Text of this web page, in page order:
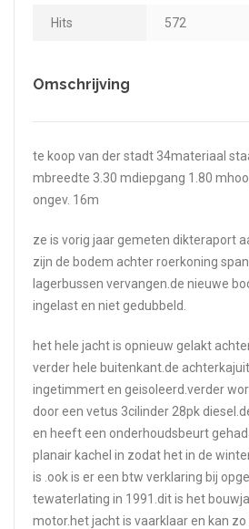
Hits 572
Omschrijving
te koop van der stadt 34materiaal
mbreedte 3.30 mdiepgang 1.80
ongev. 16m
ze is vorig jaar gemeten dikteraport
zijn de bodem achter roerkoning
lagerbussen vervangen.de nieuwe
ingelast en niet gedubbeld.
het hele jacht is opnieuw gelakt
verder hele buitenkant.de
ingetimmert en geisoleerd.verder
door een vetus 3cilinder 28pk
en heeft een onderhoudsbeurt
planair kachel in zodat het in de
is .ook is er een btw verklaring bij
tewaterlating in 1991.dit is het
motor.het jacht is vaarklaar en kan